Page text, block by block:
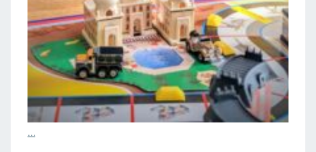
…